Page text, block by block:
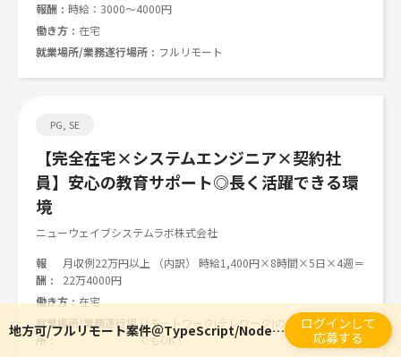
地方可/フルリモート案件＠TypeScript/Node.js要員募集!!
ログインして
応募する
報酬
時給：3000～4000円
働き方
在宅
就業場所/業務遂行場所
フルリモート
PG, SE
【完全在宅×システムエンジニア×契約社
員】安心の教育サポート◎長く活躍できる環
境
ニューウェイブシステムラボ株式会社
報
酬
月収例22万円以上 （内訳） 時給1,400円×8時間×5日×4週＝
22万4000円
働き方
在宅
就業場所/業務遂行場
所
リモートワーク(テレワーク)のため、全国どこ
でもOK！